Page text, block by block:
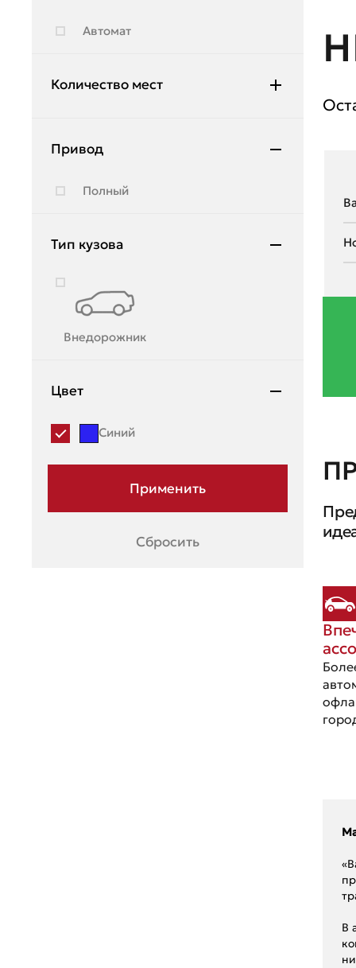
Lifan
Mazda
Mitsubishi
Moskvich
Автомат
Количество мест
Привод
Полный
Тип кузова
Внедорожник
Цвет
Синий
Сбросить
В